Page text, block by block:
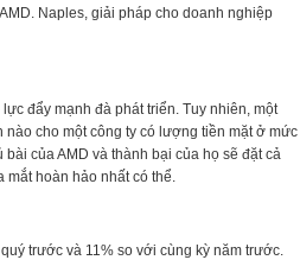
Naples, giải pháp cho doanh nghiệp
đẩy mạnh đà phát triển. Tuy nhiên, một
cho một công ty có lượng tiền mặt ở mức
của AMD và thành bại của họ sẽ đặt cả
mắt hoàn hảo nhất có thể.
trước và 11% so với cùng kỳ năm trước.